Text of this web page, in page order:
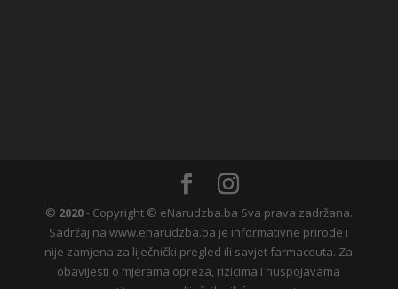
© 2020- Copyright © eNarudzba.ba Sva prava zadržana.
Sadržaj na www.enarudzba.ba je informativne prirode i
nije zamjena za liječnički pregled ili savjet farmaceuta. Za
obavijesti o mjerama opreza, rizicima i nuspojavama